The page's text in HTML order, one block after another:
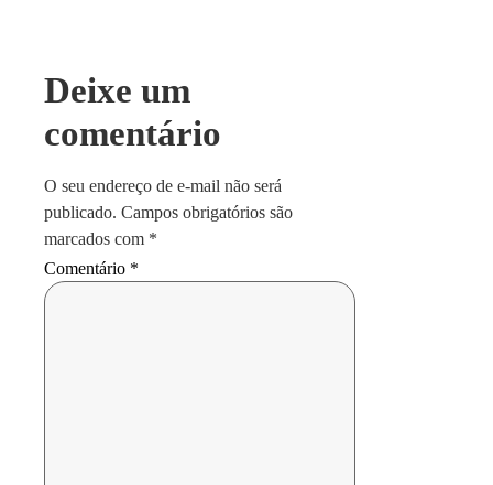
Deixe um
comentário
O seu endereço de e-mail não será
publicado. Campos obrigatórios são
marcados com *
Comentário *